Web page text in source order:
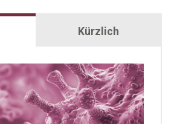
Kürzlich